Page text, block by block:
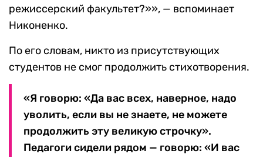
режиссерский факультет?»», — вспоминает
Никоненко.
По его словам, никто из присутствующих
студентов не смог продолжить стихотворения.
«Я говорю: «Да вас всех, наверное, надо
уволить, если вы не знаете, не можете
продолжить эту великую строчку».
Педагоги сидели рядом — говорю: «И вас